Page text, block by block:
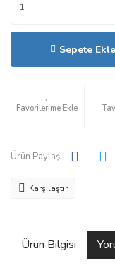
Sepete Ekle
Ürün Paylaş :
Karşılaştır
Ürün Bilgisi